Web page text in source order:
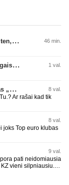
M. ter Stegenas: „Turime grąžinti „Ajax“ klubą ten, kur jam priklauso“ 46 min.
L. Messi pasižymėjo kliniu poelgiu dėl kilusių gaisrų Madride 1 val.
„Real“ priklausantis F. Mastantuono skolinamas „Fiorentina“ ekipai 8 val.
Ar rašai kad tik
8 val.
joks Top euro klubas
9 val.
pati neidomiausia
vieni silpniausiu.